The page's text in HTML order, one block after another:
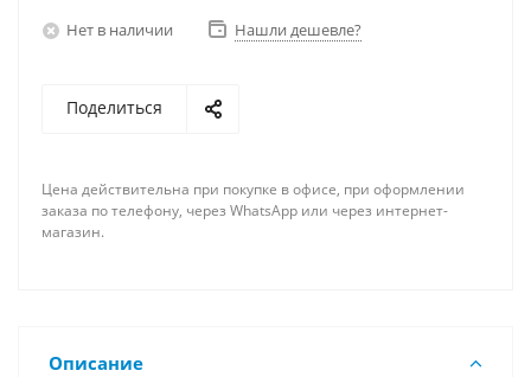
Нет в наличии Нашли дешевле?
Поделиться
Цена действительна при покупке в офисе, при оформлении
заказа по телефону, через WhatsApp или через интернет-
магазин.
Описание